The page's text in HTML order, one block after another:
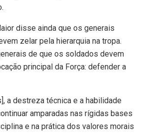
disse ainda que os generais
zelar pela hierarquia na tropa.
de que os soldados devem
principal da Força: defender a
a destreza técnica e a habilidade
amparadas nas rígidas bases
e na prática dos valores morais